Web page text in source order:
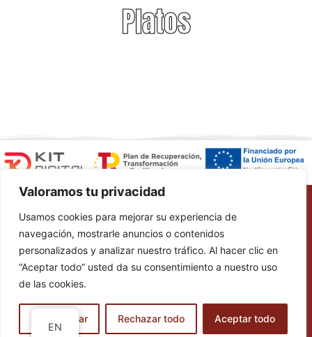
Valoramos tu privacidad
Usamos cookies para mejorar su experiencia de
navegación, mostrarle anuncios o contenidos
personalizados y analizar nuestro tráfico. Al hacer clic en
“Aceptar todo” usted da su consentimiento a nuestro uso
de las cookies.
Personalizar Rechazar todo Aceptar todo
Platos
Accessibility
Cookie policies
Web design by RK Informatika
EN